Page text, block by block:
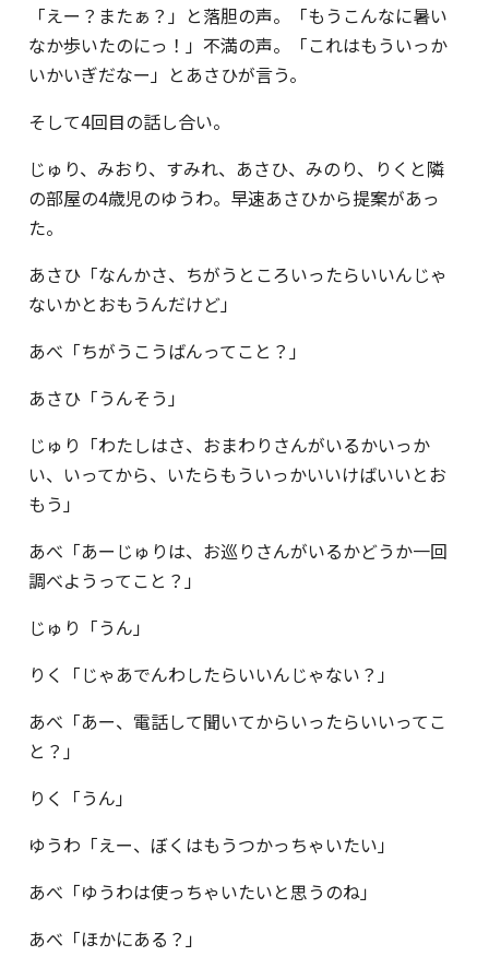
「えー？またぁ？」と落胆の声。「もうこんなに暑い
なか歩いたのにっ！」不満の声。「これはもういっか
いかいぎだなー」とあさひが言う。
そして4回目の話し合い。
じゅり、みおり、すみれ、あさひ、みのり、りくと隣
の部屋の4歳児のゆうわ。早速あさひから提案があっ
た。
あさひ「なんかさ、ちがうところいったらいいんじゃ
ないかとおもうんだけど」
あべ「ちがうこうばんってこと？」
あさひ「うんそう」
じゅり「わたしはさ、おまわりさんがいるかいっか
い、いってから、いたらもういっかいいけばいいとお
もう」
あべ「あーじゅりは、お巡りさんがいるかどうか一回
調べようってこと？」
じゅり「うん」
りく「じゃあでんわしたらいいんじゃない？」
あべ「あー、電話して聞いてからいったらいいってこ
と？」
りく「うん」
ゆうわ「えー、ぼくはもうつかっちゃいたい」
あべ「ゆうわは使っちゃいたいと思うのね」
あべ「ほかにある？」